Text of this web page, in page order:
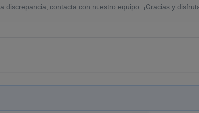
contacta con nuestro equipo. ¡Gracias y